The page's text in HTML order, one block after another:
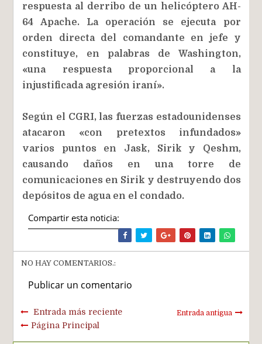
respuesta al derribo de un helicóptero AH-
64 Apache. La operación se ejecuta por
orden directa del comandante en jefe y
constituye, en palabras de Washington,
«una respuesta proporcional a la
injustificada agresión iraní».
Según el CGRI, las fuerzas estadounidenses
atacaron «con pretextos infundados»
varios puntos en Jask, Sirik y Qeshm,
causando daños en una torre de
comunicaciones en Sirik y destruyendo dos
depósitos de agua en el condado.
Compartir esta noticia:
NO HAY COMENTARIOS.:
Publicar un comentario
Entrada más reciente Entrada antigua
Página Principal